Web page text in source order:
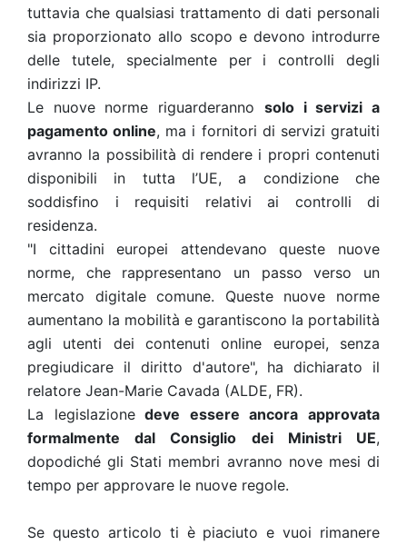
tuttavia che qualsiasi trattamento di dati personali
sia proporzionato allo scopo e devono introdurre
delle tutele, specialmente per i controlli degli
indirizzi IP.
Le nuove norme riguarderanno solo i servizi a
pagamento online, ma i fornitori di servizi gratuiti
avranno la possibilità di rendere i propri contenuti
disponibili in tutta l’UE, a condizione che
soddisfino i requisiti relativi ai controlli di
residenza.
"I cittadini europei attendevano queste nuove
norme, che rappresentano un passo verso un
mercato digitale comune. Queste nuove norme
aumentano la mobilità e garantiscono la portabilità
agli utenti dei contenuti online europei, senza
pregiudicare il diritto d'autore", ha dichiarato il
relatore Jean-Marie Cavada (ALDE, FR).
La legislazionedeve essere ancora approvata
formalmente dal Consiglio dei Ministri UE,
dopodiché gli Stati membri avranno nove mesi di
tempo per approvare le nuove regole.
Se questo articolo ti è piaciuto e vuoi rimanere